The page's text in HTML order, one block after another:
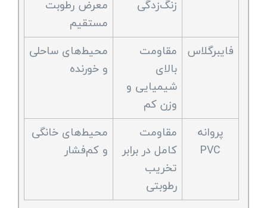
زنگ‌زدگی
معرض رطوبت
مستقیم
فایبرگلاس
مقاومت
بالای
شیمیایی و
وزن کم
محیط‌های ساحلی
و خورنده
پروانه
PVC
مقاومت
کامل در برابر
تخریب
رطوبتی
محیط‌های خانگی
و کم‌فشار